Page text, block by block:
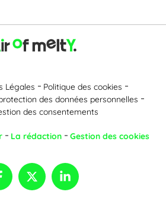
Légales
Politique des cookies
des données personnelles
des consentements
La rédaction Gestion des cookies